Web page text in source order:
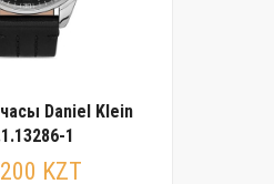
Daniel Klein
1
KZT